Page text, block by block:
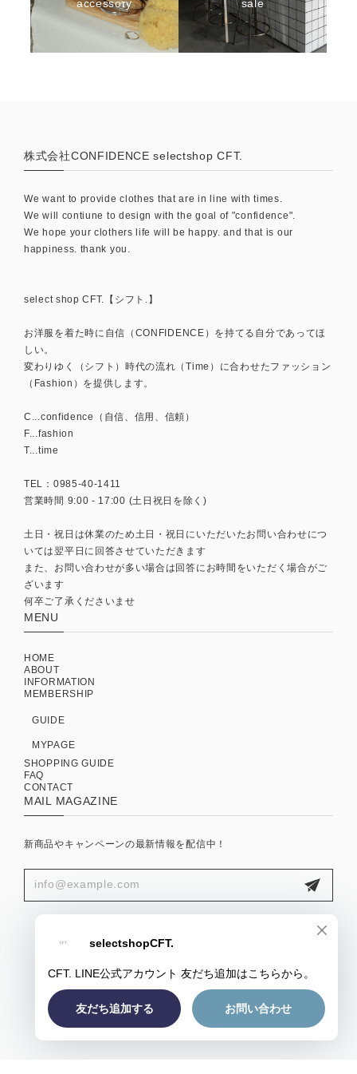
accessory sale
株式会社CONFIDENCE selectshop CFT.
We want to provide clothes that are in line with times.
We will contiune to design with the goal of "confidence".
We hope your clothers life will be happy. and that is our
happiness. thank you.
select shop CFT.【シフト.】
お洋服を着た時に自信（CONFIDENCE）を持てる自分であってほ
しい。
変わりゆく（シフト）時代の流れ（Time）に合わせたファッション
（Fashion）を提供します。
C...confidence（自信、信用、信頼）
F...fashion
T...time
TEL：0985-40-1411
営業時間 9:00 - 17:00 (土日祝日を除く)
土日・祝日は休業のため土日・祝日にいただいたお問い合わせにつ
いては翌平日に回答させていただきます
また、お問い合わせが多い場合は回答にお時間をいただく場合がご
ざいます
何卒ご了承くださいませ
MENU
HOME
ABOUT
INFORMATION
MEMBERSHIP
GUIDE
MYPAGE
SHOPPING GUIDE
FAQ
CONTACT
MAIL MAGAZINE
新商品やキャンペーンの最新情報を配信中！